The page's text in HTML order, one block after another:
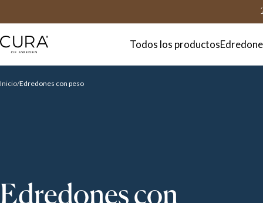
Todos los productos
Inicio Edredones con peso
Edredones con